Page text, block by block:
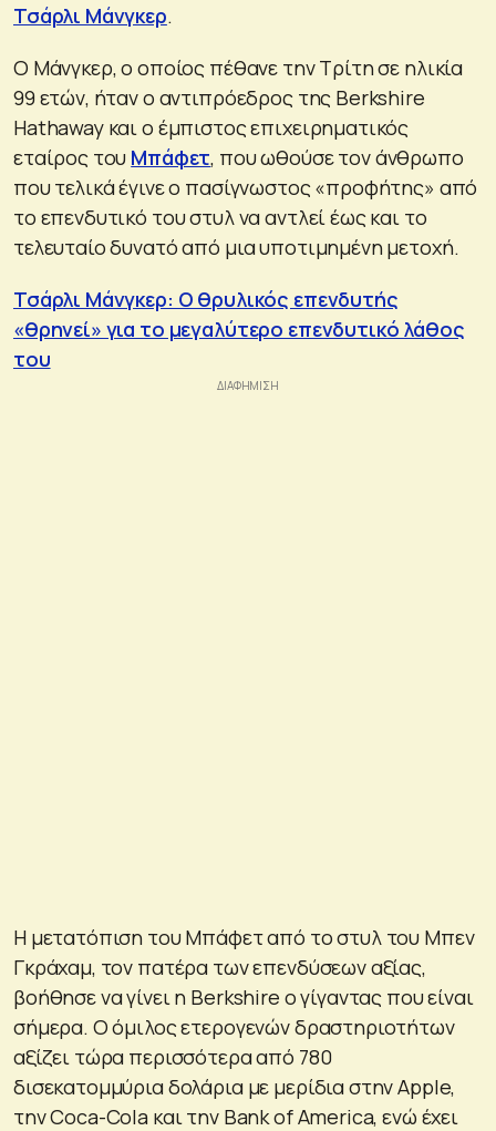
Τσάρλι Μάνγκερ.
Ο Μάνγκερ, ο οποίος πέθανε την Τρίτη σε ηλικία
99 ετών, ήταν ο αντιπρόεδρος της Berkshire
Hathaway και ο έμπιστος επιχειρηματικός
εταίρος του Μπάφετ, που ωθούσε τον άνθρωπο
που τελικά έγινε ο πασίγνωστος «προφήτης» από
το επενδυτικό του στυλ να αντλεί έως και το
τελευταίο δυνατό από μια υποτιμημένη μετοχή.
Τσάρλι Μάνγκερ: Ο θρυλικός επενδυτής
«θρηνεί» για το μεγαλύτερο επενδυτικό λάθος
του
Η μετατόπιση του Μπάφετ από το στυλ του Μπεν
Γκράχαμ, τον πατέρα των επενδύσεων αξίας,
βοήθησε να γίνει η Berkshire ο γίγαντας που είναι
σήμερα. Ο όμιλος ετερογενών δραστηριοτήτων
αξίζει τώρα περισσότερα από 780
δισεκατομμύρια δολάρια με μερίδια στην Apple,
την Coca-Cola και την Bank of America, ενώ έχει